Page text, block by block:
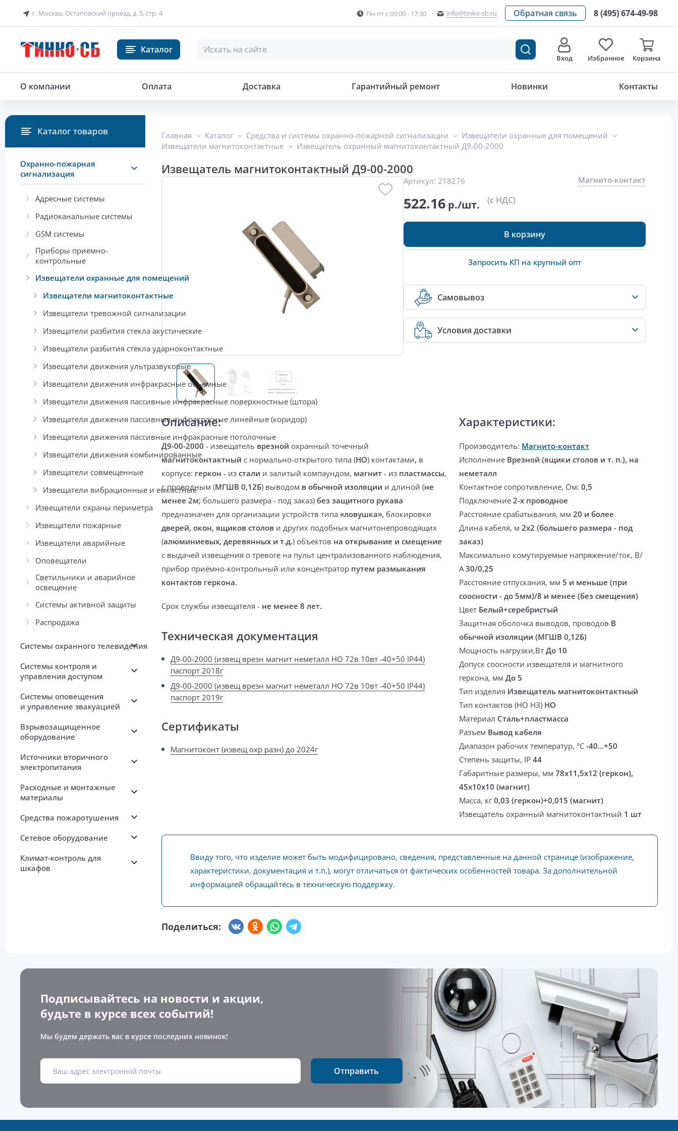
г. Москва, Остаповский проезд, д. 5, стр. 4 Пн-пт с 09:00 - 17:30 info@tinko-sb.ru Обратная связь 8 (495) 674-49-98
Каталог
Вход Избранное Корзина
О компании Оплата Доставка Гарантийный ремонт Новинки Контакты
Главная Каталог Средства и системы охранно-пожарной сигнализации
Извещатели охранные для помещений
Извещатели магнитоконтактные
Извещатель охранный магнитоконтактный Д9-00-2000
Извещатель магнитоконтактный Д9-00-2000
Артикул: 218276 Магнито-контакт
522.16 р./шт. (с НДС)
В корзину
Запросить КП на крупный опт
Самовывоз
Условия доставки
Характеристики:
Производитель: Магнито-контакт
Исполнение Врезной (ящики столов и т. п.), на
неметалл
Контактное сопротивление, Ом:0,5
Подключение2-х проводное
Расстояние срабатывания, мм20 и более
Длина кабеля, м2х2 (большего размера - под
заказ)
Максимально комутируемые напряжение/ток, В/
А30/0,25
Расстояние отпускания, мм5 и меньше (при
соосности - до 5мм)/8 и менее (без смещения)
Цвет Белый+серебристый
Защитная оболочка выводов, проводов В
обычной изоляции (МГШВ 0,12Б)
Мощность нагрузки,ВтДо 10
Допуск соосности извещателя и магнитного
геркона, ммДо 5
Тип изделия Извещатель магнитоконтактный
Тип контактов (НО НЗ) НО
Материал Сталь+пластмасса
Разъем Вывод кабеля
Диапазон рабочих температур, °С-40...+50
Степень защиты, IP44
Габаритные размеры, мм78х11,5х12 (геркон),
45х10х10 (магнит)
Масса, кг0,03 (геркон)+0,015 (магнит)
Извещатель охранный магнитоконтактный 1 шт
Описание:
Д9-00-2000 - извещатель врезной охранный точечный
магнитоконтактный с нормально-открытого типа (НО) контактами, в
корпусе: геркон - из стали и залитый компаундом, магнит - из пластмассы,
с проводным (МГШВ 0,12Б) выводом в обычной изоляции и длиной (не
менее 2м; большего размера - под заказ) без защитного рукава
предназначен для организации устройств типа «ловушка», блокировки
дверей, окон, ящиков столов и других подобных магнитонепроводящих
(алюминиевых, деревянных и т.д.) объектов на открывание и смещение
с выдачей извещения о тревоге на пульт централизованного наблюдения,
прибор приёмно-контрольный или концентратор путем размыкания
контактов геркона.
Срок службы извещателя - не менее 8 лет.
Техническая документация
Д9-00-2000 (извещ врезн магнит неметалл НО 72в 10вт -40+50 IP44)
паспорт 2018г
Д9-00-2000 (извещ врезн магнит неметалл НО 72в 10вт -40+50 IP44)
паспорт 2019г
Сертификаты
Магнитоконт (извещ охр разн) до 2024г
Ввиду того, что изделие может быть модифицировано, сведения, представленные на данной странице (изображение,
характеристики, документация и т.п.), могут отличаться от фактических особенностей товара. За дополнительной
информацией обращайтесь в техническую поддержку.
Поделиться:
Каталог товаров
Охранно-пожарная
сигнализация
Адресные системы
Радиоканальные системы
GSM системы
Приборы приемно-
контрольные
Извещатели охранные для помещений
Извещатели магнитоконтактные
Извещатели тревожной сигнализации
Извещатели разбития стекла акустические
Извещатели разбития стекла ударноконтактные
Извещатели движения ультразвуковые
Извещатели движения инфракрасные объемные
Извещатели движения пассивные инфракрасные поверхностные (штора)
Извещатели движения пассивные инфракрасные линейные (коридор)
Извещатели движения пассивные инфракрасные потолочные
Извещатели движения комбинированные
Извещатели совмещенные
Извещатели вибрационные и емкостные
Извещатели охраны периметра
Извещатели пожарные
Извещатели аварийные
Оповещатели
Светильники и аварийное
освещение
Системы активной защиты
Распродажа
Системы охранного телевидения
Системы контроля и
управления доступом
Системы оповещения
и управление эвакуацией
Взрывозащищенное
оборудование
Источники вторичного
электропитания
Расходные и монтажные
материалы
Средства пожаротушения
Сетевое оборудование
Климат-контроль для
шкафов
522.16р./шт.
Подписывайтесь на новости и акции,
будьте в курсе всех событий!
Мы будем держать вас в курсе последних новинок!
Отправить